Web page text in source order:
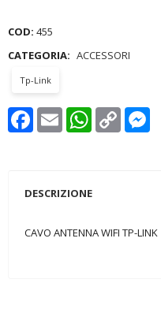
COD: 455
CATEGORIA: ACCESSORI
Tp-Link
Facebook
Email WhatsApp
Copy
Link
DESCRIZIONE
CAVO ANTENNA WIFI TP-LINK